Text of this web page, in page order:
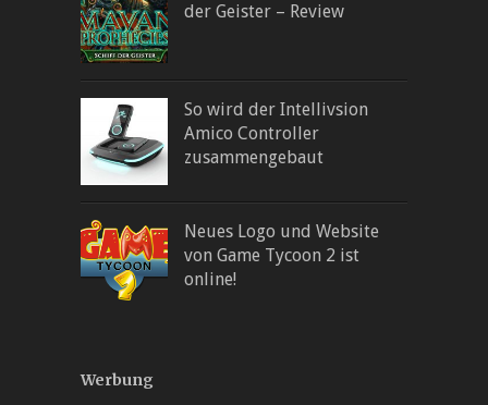
der Geister – Review
So wird der Intellivsion
Amico Controller
zusammengebaut
Neues Logo und Website
von Game Tycoon 2 ist
online!
Werbung